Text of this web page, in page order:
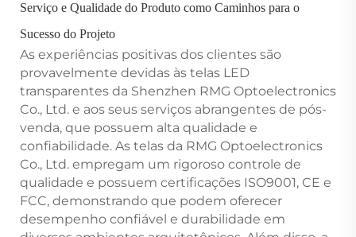
Serviço e Qualidade do Produto como Caminhos para o
Sucesso do Projeto
As experiências positivas dos clientes são
provavelmente devidas às telas LED
transparentes da Shenzhen RMG Optoelectronics
Co., Ltd. e aos seus serviços abrangentes de pós-
venda, que possuem alta qualidade e
confiabilidade. As telas da RMG Optoelectronics
Co., Ltd. empregam um rigoroso controle de
qualidade e possuem certificações ISO9001, CE e
FCC, demonstrando que podem oferecer
desempenho confiável e durabilidade em